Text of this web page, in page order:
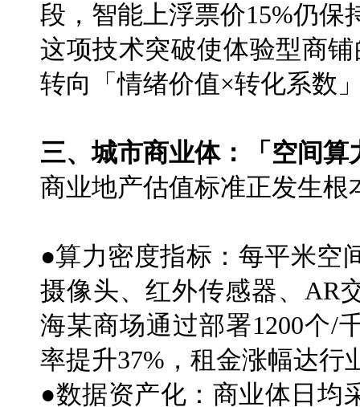
段，智能上浮票价15%仍保
这项技术突破使体验型商
转向「情绪价值×转化系数
三、城市商业体：「空间算
商业地产估值标准正发生根
●算力密度指标：每平米空
摄像头、红外传感器、AR
海某商场通过部署1200个/
率提升37%，租金涨幅达行
●数据资产化：商业体日均